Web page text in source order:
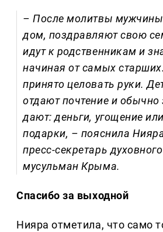
– После молитвы мужчины
дом, поздравляют свою
идут к родственникам и
начиная от самых
принято целовать руки.
отдают почтение и обычно
дают: деньги, угощение
подарки, – пояснила
пресс-секретарь
мусульман Крыма.
Спасибо за выходной
Нияра отметила, что само